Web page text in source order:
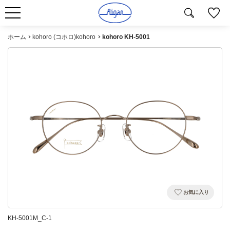
ホーム kohoro (コホロ)kohoro kohoro KH-5001
お気に入り
KH-5001M_C-1